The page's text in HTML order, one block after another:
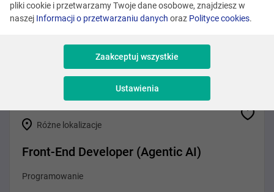
Różne lokalizacje
Różne lokalizacje
Front-End Developer (Agentic AI)
Programowanie
pliki cookie i przetwarzamy Twoje dane osobowe, znajdziesz w
naszej Informacji o przetwarzaniu danych oraz Polityce cookies.
Zaakceptuj wszystkie
Ustawienia